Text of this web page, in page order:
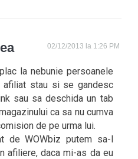
02/12/2013 la 1:26 PM
la nebunie persoanele
afiliat stau si se gandesc
sau sa deschida un tab
ca sa nu cumva
de pe urma lui.
de WOWbiz putem sa-l
afiliere, daca mi-as da eu